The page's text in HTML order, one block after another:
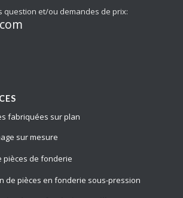
question et/ou demandes de prix:
fabriquées sur plan
sur mesure
pièces de fonderie
de pièces en fonderie sous-pression